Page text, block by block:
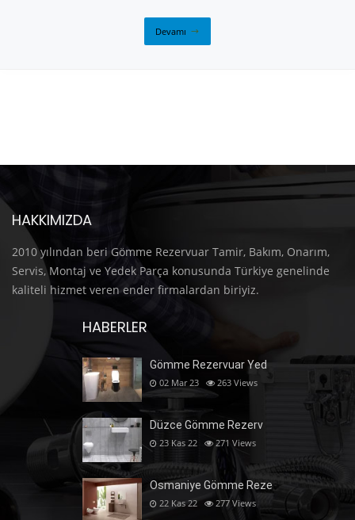
Devamı
HAKKIMIZDA
2010 yılından beri Gömme Rezervuar Tamir, Bakım, Onarım,
Servis, Montaj ve Yedek Parça konusunda Türkiye genelinde
kaliteli hizmet veren ender firmalardan biriyiz.
HABERLER
Gömme Rezervuar Yed
02 Mar 23 263 Views
Düzce Gömme Rezerv
23 Kas 22 271 Views
Osmaniye Gömme Reze
22 Kas 22 277 Views